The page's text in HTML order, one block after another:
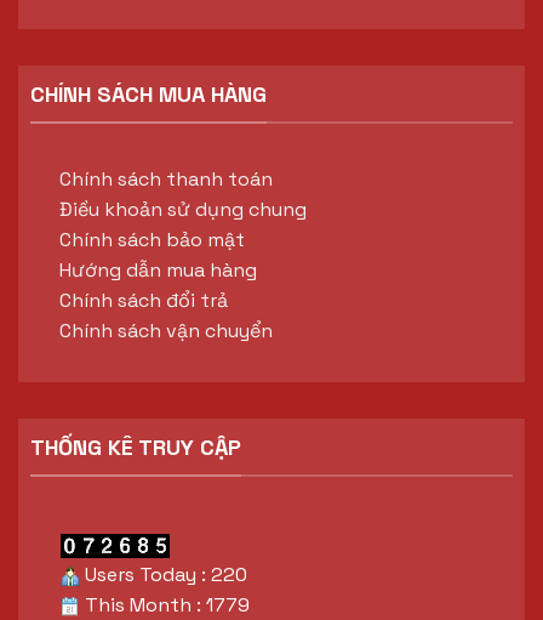
CHÍNH SÁCH MUA HÀNG
Chính sách thanh toán
Điều khoản sử dụng chung
Chính sách bảo mật
Hướng dẫn mua hàng
Chính sách đổi trả
Chính sách vận chuyển
THỐNG KÊ TRUY CẬP
Users Today : 220
This Month : 1779